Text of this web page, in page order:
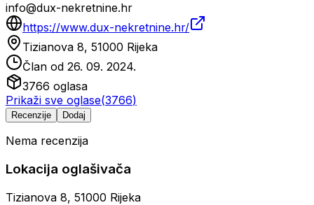
info@dux-nekretnine.hr
https://www.dux-nekretnine.hr/
Tizianova 8, 51000 Rijeka
Član od 26. 09. 2024.
3766 oglasa
Prikaži sve oglase(3766)
Recenzije Dodaj
Nema recenzija
Lokacija oglašivača
Tizianova 8, 51000 Rijeka